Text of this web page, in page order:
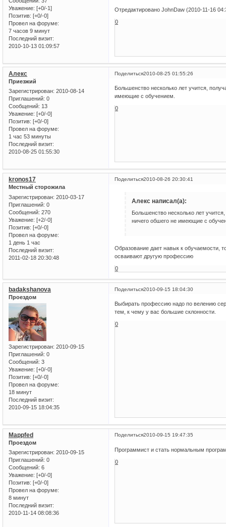
Уважение: [+0/-1]
Позитив: [+0/-0]
Провел на форуме:
7 часов 9 минут
Последний визит:
2010-10-13 01:09:57
Отредактировано JohnDaw (2010-11-16
0
Поделиться2010-08-25 01:55:26
Алекс
Приезжий
Зарегистрирован: 2010-08-14
Приглашений: 0
Сообщений: 13
Уважение: [+0/-0]
Позитив: [+0/-0]
Провел на форуме:
1 час 53 минуты
Последний визит:
2010-08-25 01:55:30
Большенство несколько лет учится,
имеющие с обучением.
0
Поделиться2010-08-26 20:30:41
kronos17
Местный сторожила
Зарегистрирован: 2010-03-17
Приглашений: 0
Сообщений: 270
Уважение: [+2/-0]
Позитив: [+0/-0]
Провел на форуме:
1 день 1 час
Последний визит:
2011-02-18 20:30:48
Алекс написал(а):
Большенство несколько лет
ничего обшего не имеющие с
Образование дает навык к обучаемости,
осваивают другую профессию
0
Поделиться2010-09-15 18:04:30
badakshanova
Проездом
Зарегистрирован: 2010-09-15
Приглашений: 0
Сообщений: 3
Уважение: [+0/-0]
Позитив: [+0/-0]
Провел на форуме:
18 минут
Последний визит:
2010-09-15 18:04:35
Выбирать профессию надо по велению
тем, к чему у вас большие склонности.
0
Поделиться2010-09-15 19:47:35
Mappfed
Проездом
Зарегистрирован: 2010-09-15
Приглашений: 0
Сообщений: 6
Уважение: [+0/-0]
Позитив: [+0/-0]
Провел на форуме:
8 минут
Последний визит:
2010-11-14 08:08:36
Программист и стать нормальным
0